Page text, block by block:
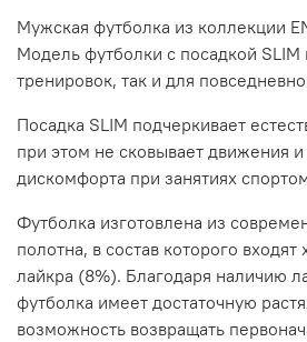
Мужская футболка из коллекции
Модель футболки с посадкой SLIM
тренировок, так и для
Посадка SLIM подчеркивает
при этом не сковывает движения и
дискомфорта при занятиях
Футболка изготовлена из
полотна, в состав которого
лайкра (8%). Благодаря наличию
футболка имеет достаточную
возможность возвращать